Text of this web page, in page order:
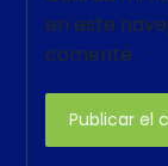
en este
comente.
Publicar el